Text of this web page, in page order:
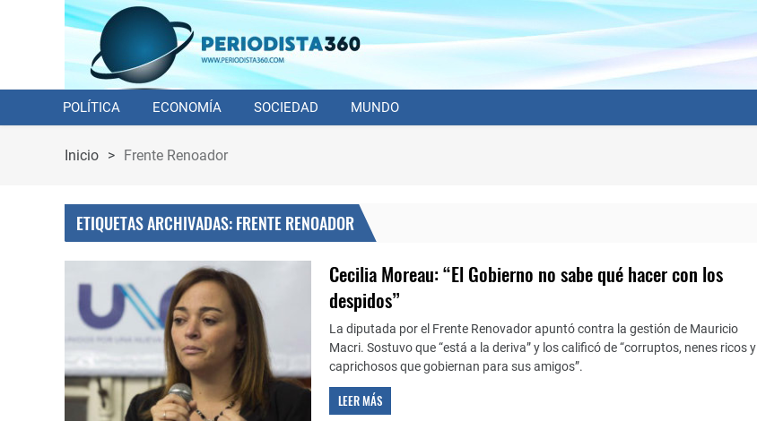
POLÍTICA ECONOMÍA SOCIEDAD MUNDO
Inicio > Frente Renoador
ETIQUETAS ARCHIVADAS: FRENTE RENOADOR
Cecilia Moreau: “El Gobierno no sabe qué hacer con los
despidos”
La diputada por el Frente Renovador apuntó contra la gestión de Mauricio
Macri. Sostuvo que “está a la deriva” y los calificó de “corruptos, nenes ricos y
caprichosos que gobiernan para sus amigos”.
LEER MÁS